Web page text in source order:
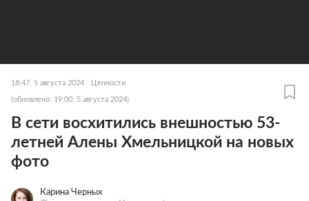
18:47, 5 августа 2024 Ценности
(обновлено: 19:00, 5 августа 2024)
В сети восхитились внешностью 53-
летней Алены Хмельницкой на новых
фото
Карина Черных